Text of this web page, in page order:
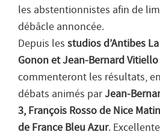
les abstentionnistes afin de
débâcle annoncée.
Depuis les studios d’Antibes
Gonon et Jean-Bernard Vitiello
commenteront les résultats,
débats animés parJean-
3, François Rosso de Nice
de France Bleu Azur.